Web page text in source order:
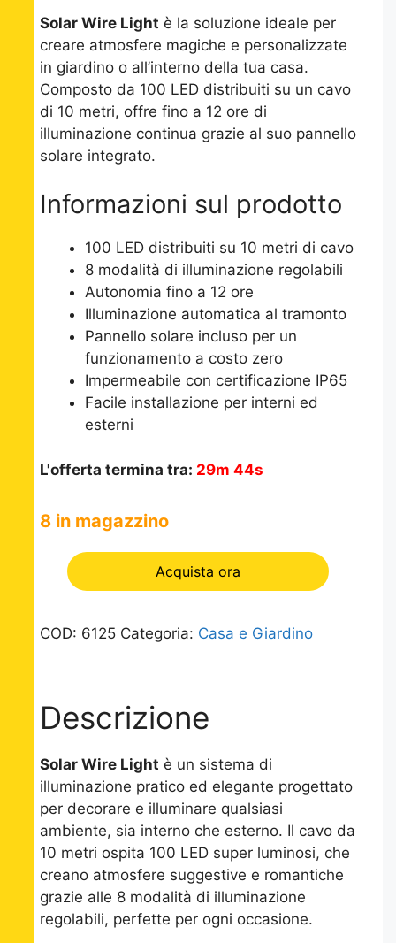
79,90 €.39,90 €.
Solar Wire Light è la soluzione ideale per
creare atmosfere magiche e personalizzate
in giardino o all’interno della tua casa.
Composto da 100 LED distribuiti su un cavo
di 10 metri, offre fino a 12 ore di
illuminazione continua grazie al suo pannello
solare integrato.
Informazioni sul prodotto
100 LED distribuiti su 10 metri di cavo
8 modalità di illuminazione regolabili
Autonomia fino a 12 ore
Illuminazione automatica al tramonto
Pannello solare incluso per un
funzionamento a costo zero
Impermeabile con certificazione IP65
Facile installazione per interni ed
esterni
L'offerta termina tra: 29m 44s
8 in magazzino
Acquista ora
COD: 6125 Categoria: Casa e Giardino
Descrizione
Solar Wire Light è un sistema di
illuminazione pratico ed elegante progettato
per decorare e illuminare qualsiasi
ambiente, sia interno che esterno. Il cavo da
10 metri ospita 100 LED super luminosi, che
creano atmosfere suggestive e romantiche
grazie alle 8 modalità di illuminazione
regolabili, perfette per ogni occasione.